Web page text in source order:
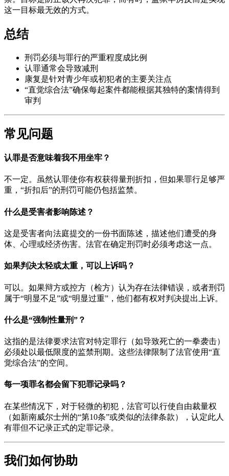
这一目标最无效的方式。
总结
刑罚必须与罪行的严重程度成比例
认罪通常会导致减刑
康复是针对青少年或初犯者的主要关注点
“直觉综合法”确保每起案件都能根据其独特的案情得到
审判
常见问题
认罪是否意味着我不用坐牢？
不一定。虽然认罪使你有权获得量刑折扣，但如果罪行足够严
重，“折扣后”的刑罚可能仍包括监禁。
什么是受害者影响陈述？
这是受害者向法庭提交的一份书面陈述，描述他们遭受的身
体、心理或经济伤害。法官在确定刑罚时必须考虑这一点。
如果判决太轻或太重，可以上诉吗？
可以。如果辩方或控方（检方）认为存在法律错误，或者刑罚
属于“明显不足”或“明显过重”，他们都有权对判决提出上诉。
什么是“强制性量刑”？
这指的是法律要求法官对特定罪行（如导致死亡的一拳袭击）
必须处以最低限度的监禁刑期。这些法律限制了法官使用“直
觉综合法”的空间。
每一项罪名都会留下犯罪记录吗？
在某些情况下，对于轻微的初犯，法官可以行使自由裁量权
（如新南威尔士州的“第10条”或类似的法律条款），认定此人
有罪但不记录正式的定罪记录。
我们如何协助